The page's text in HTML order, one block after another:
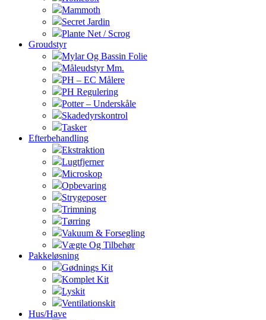
Mammoth
Secret Jardin
Plante Net / Scrog
Groudstyr
Mylar Og Bassin Folie
Måleudstyr Mm.
PH – EC Målere
PH Regulering
Potter – Underskåle
Skadedyrskontrol
Tasker
Efterbehandling
Ekstraktion
Lugtfjerner
Microskop
Opbevaring
Strygeposer
Trimning
Tørring
Vakuum & Forsegling
Vægte Og Tilbehør
Pakkeløsning
Gødnings Kit
Komplet Kit
Lyskit
Ventilationskit
Hus/Have